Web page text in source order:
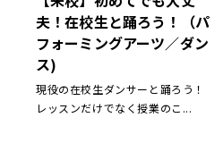
夫！在校生と踊ろう！（パ
フォーミングアーツ／ダン
ス)
現役の在校生ダンサーと踊ろう！
レッスンだけでなく授業のこ...